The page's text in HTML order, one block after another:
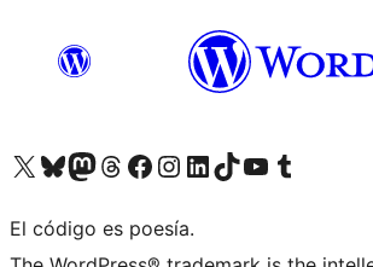
Visita nuestra cuenta de X (anteriormente Twitter)
Visita nuestra cuenta de Bluesky
Visita nuestra cuenta de Mastodon
Visita nuestra cuenta de Threads
Visita nuestra página de Facebook
Visita nuestra cuenta de Instagram
Visita nuestra cuenta de LinkedIn
Visita nuestra cuenta de TikTok
Visita nuestro canal de YouTube
Visita nuestra cuenta de Tumblr
El código es poesía.